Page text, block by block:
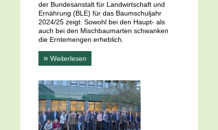
der Bundesanstalt für Landwirtschaft und
Ernährung (BLE) für das Baumschuljahr
2024/25 zeigt: Sowohl bei den Haupt- als
auch bei den Mischbaumarten schwanken
die Erntemengen erheblich.
» Weiterlesen